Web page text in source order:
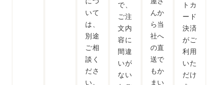
いて
は、
別途
ご相
談く
ださ
い。
で、
ご注
文内
容に
間違
いが
ない
んか
ら当
社へ
の直
送で
もか
まい
トカ
ード
決済
がご
利用
いた
だけ